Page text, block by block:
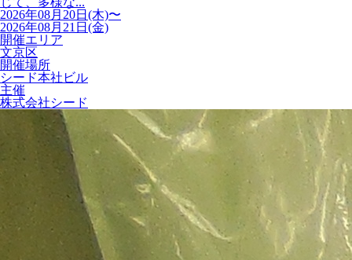
2026年08月20日(木)〜
2026年08月21日(金)
開催エリア
文京区
開催場所
シード本社ビル
主催
株式会社シード